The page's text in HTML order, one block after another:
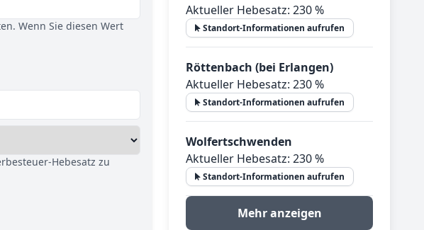
Wenn Sie diesen Wert
Hebesatz zu
Aktueller Hebesatz: 230 %
Standort-Informationen aufrufen
Röttenbach (bei Erlangen)
Aktueller Hebesatz: 230 %
Standort-Informationen aufrufen
Wolfertschwenden
Aktueller Hebesatz: 230 %
Standort-Informationen aufrufen
Mehr anzeigen